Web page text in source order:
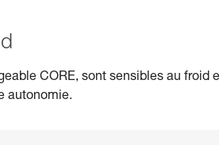
CORE, sont sensibles au froid
autonomie.